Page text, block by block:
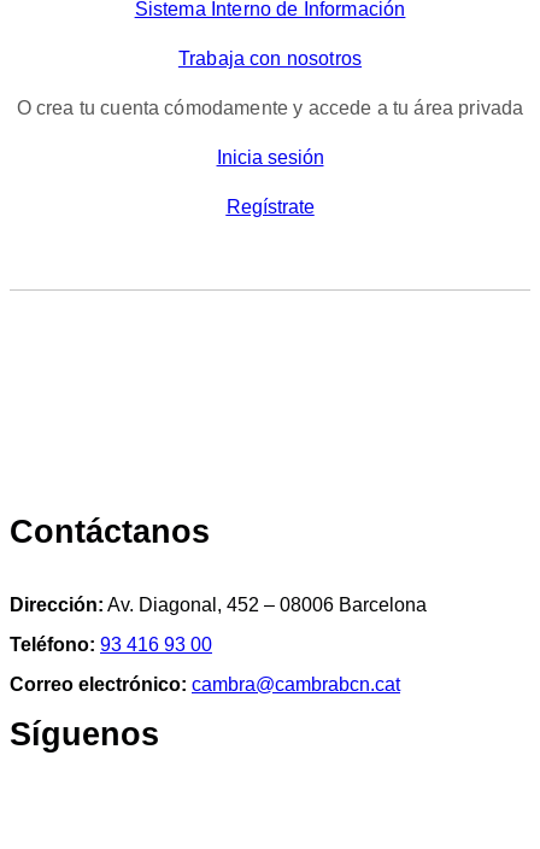
Sistema Interno de Información
Trabaja con nosotros
O crea tu cuenta cómodamente y accede a tu área privada
Inicia sesión
Regístrate
Contáctanos
Dirección: Av. Diagonal, 452 – 08006 Barcelona
Teléfono: 93 416 93 00
Correo electrónico: cambra@cambrabcn.cat
Síguenos